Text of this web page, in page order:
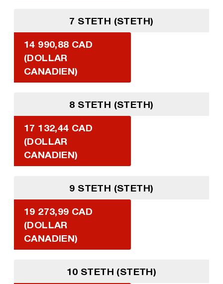
7 STETH (STETH)
14 990,88 CAD
(DOLLAR
CANADIEN)
8 STETH (STETH)
17 132,44 CAD
(DOLLAR
CANADIEN)
9 STETH (STETH)
19 273,99 CAD
(DOLLAR
CANADIEN)
10 STETH (STETH)